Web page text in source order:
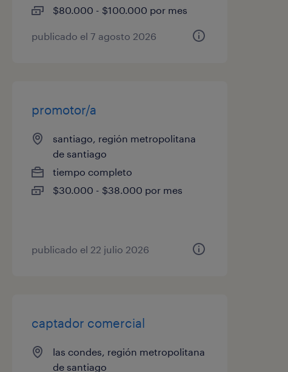
$80.000 - $100.000 por mes
publicado el 7 agosto 2026
promotor/a
santiago, región metropolitana
de santiago
tiempo completo
$30.000 - $38.000 por mes
publicado el 22 julio 2026
captador comercial
las condes, región metropolitana
de santiago